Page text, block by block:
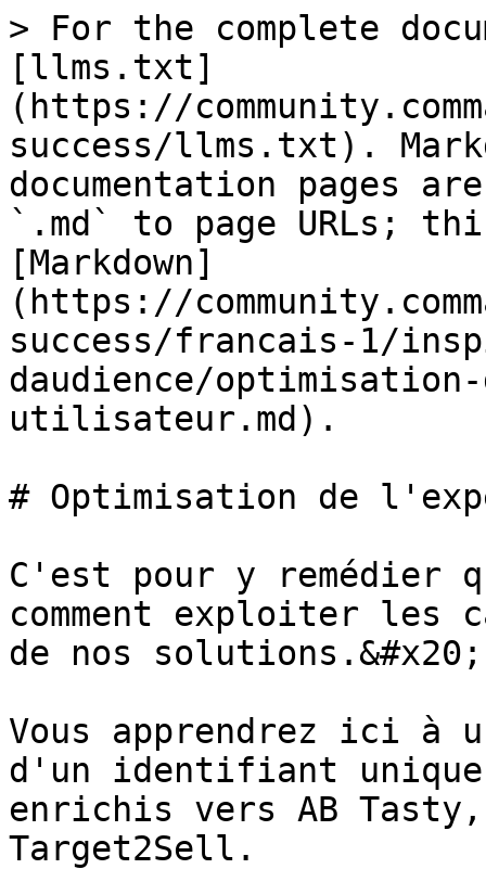
> For the complete
[llms.txt]
(https://
success/llms.txt).
documentation pages
`.md` to page URLs;
[Markdown]
(https://
success/francais-1/
daudience/
utilisateur.md).
# Optimisation de
C'est pour y remédier
comment exploiter les
de nos solutions.&#x20;
Vous apprendrez ici à
d'un identifiant unique
enrichis vers AB Tasty,
Target2Sell.